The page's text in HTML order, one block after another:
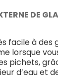
DE
facile à des
lorsque
pichets,
d’eau et